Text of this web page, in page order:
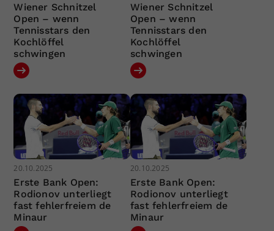
Wiener Schnitzel
Open – wenn
Tennisstars den
Kochlöffel
schwingen
Wiener Schnitzel
Open – wenn
Tennisstars den
Kochlöffel
schwingen
20.10.2025
Erste Bank Open:
Rodionov unterliegt
fast fehlerfreiem de
Minaur
20.10.2025
Erste Bank Open:
Rodionov unterliegt
fast fehlerfreiem de
Minaur